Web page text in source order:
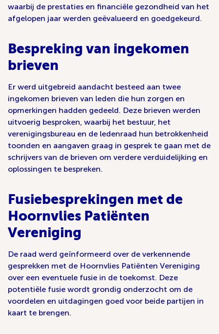
waarbij de prestaties en financiële gezondheid van het
afgelopen jaar werden geëvalueerd en goedgekeurd.
Bespreking van ingekomen
brieven
Er werd uitgebreid aandacht besteed aan twee
ingekomen brieven van leden die hun zorgen en
opmerkingen hadden gedeeld. Deze brieven werden
uitvoerig besproken, waarbij het bestuur, het
verenigingsbureau en de ledenraad hun betrokkenheid
toonden en aangaven graag in gesprek te gaan met de
schrijvers van de brieven om verdere verduidelijking en
oplossingen te bespreken.
Fusiebesprekingen met de
Hoornvlies Patiënten
Vereniging
De raad werd geïnformeerd over de verkennende
gesprekken met de Hoornvlies Patiënten Vereniging
over een eventuele fusie in de toekomst. Deze
potentiële fusie wordt grondig onderzocht om de
voordelen en uitdagingen goed voor beide partijen in
kaart te brengen.